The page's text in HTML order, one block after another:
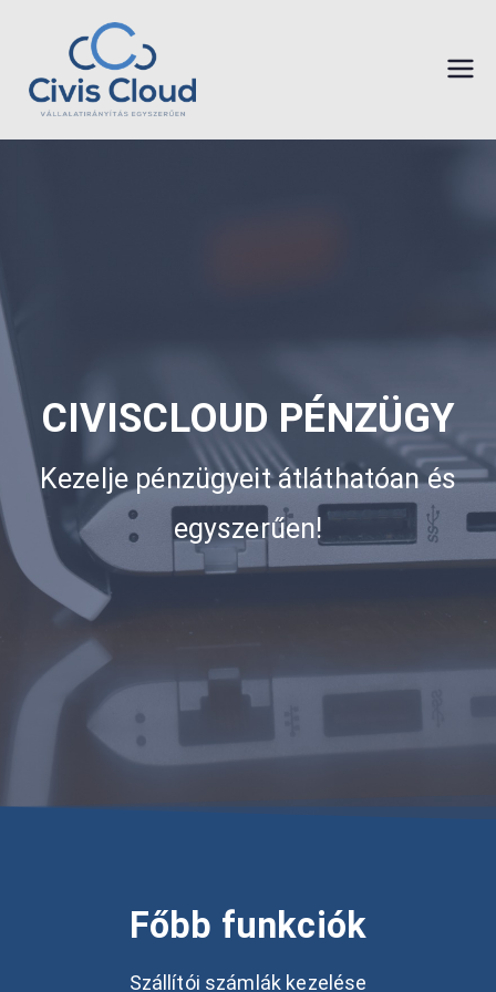
CivisCloud
vállalatirányít
CIVISCLOUD PÉNZÜGY
Kezelje pénzügyeit átláthatóan és
egyszerűen!
Főbb funkciók
Szállítói számlák kezelése